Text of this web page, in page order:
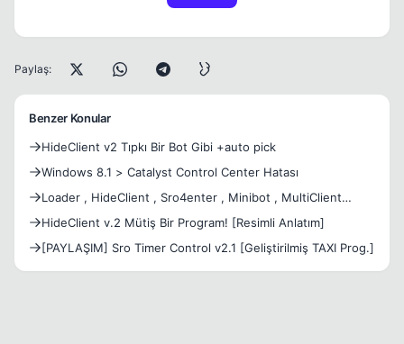
Paylaş:
Benzer Konular
HideClient v2 Tıpkı Bir Bot Gibi +auto pick
Windows 8.1 > Catalyst Control Center Hatası
Loader , HideClient , Sro4enter , Minibot , MultiClient
(GÜN
HideClient v.2 Mütiş Bir Program! [Resimli Anlatım]
[PAYLAŞIM] Sro Timer Control v2.1 [Geliştirilmiş TAXI Prog.]